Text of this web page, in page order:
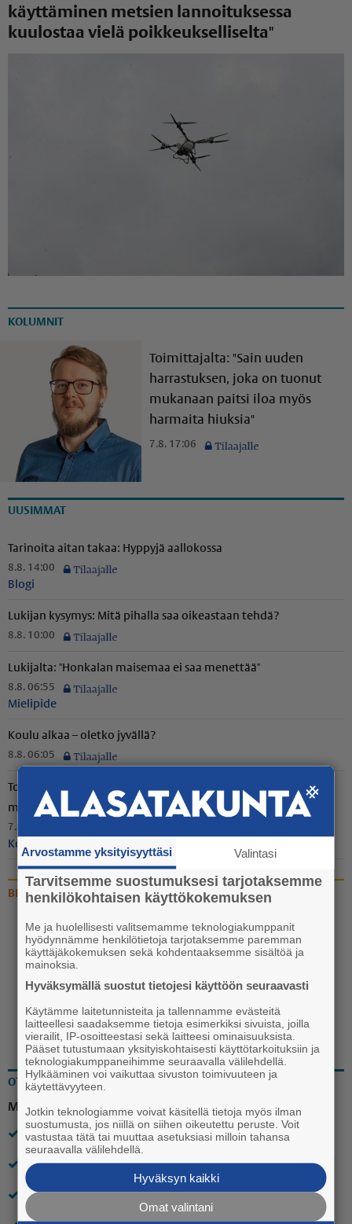
käyttäminen metsien lannoituksessa
kuulostaa vielä poikkeuk­sel­li­selta"
KOLUMNIT
Toimittajalta: "Sain uuden
harrastuksen, joka on tuonut
mukanaan paitsi iloa myös
harmaita hiuksia"
7.8. 17:06
UUSIMMAT
Tarinoita aitan takaa: Hyppyjä aallokossa
8.8. 14:00
Blogi
Lukijan kysymys: Mitä pihalla saa oikeastaan tehdä?
8.8. 10:00
Lukijalta: "Honkalan maisemaa ei saa menettää"
8.8. 06:55
Mielipide
Koulu alkaa – oletko jyvällä?
8.8. 06:05
Toimittajalta: "Sain uuden harrastuksen, joka on tuonut
mukanaan paitsi iloa myös harmaita hiuksia"
7.8. 17:06
Kolumnit
BLOGIT
Tarinoita Aitan takaa:
Raumallakin on taloja
OTA KANTAA
Mikä on paras keinosi säästää arjessa?
Ostan vain tarpeeseen.
Ostan käytettyjä tavaroita ja vaatteita.
Seuraan tarjouksia.
Arvostamme yksityisyyttäsi Valintasi
Tarvitsemme suostumuksesi tarjotaksemme
henkilökohtaisen käyttökokemuksen
Me ja huolellisesti valitsemamme teknologiakumppanit
hyödynnämme henkilötietoja tarjotaksemme paremman
käyttäjäkokemuksen sekä kohdentaaksemme sisältöä ja
mainoksia.
Hyväksymällä suostut tietojesi käyttöön seuraavasti
Käytämme laitetunnisteita ja tallennamme evästeitä
laitteellesi saadaksemme tietoja esimerkiksi sivuista, joilla
vierailit, IP-osoitteestasi sekä laitteesi ominaisuuksista.
Pääset tutustumaan yksityiskohtaisesti käyttötarkoituksiin ja
teknologiakumppaneihimme seuraavalla välilehdellä.
Hylkääminen voi vaikuttaa sivuston toimivuuteen ja
käytettävyyteen.
Jotkin teknologiamme voivat käsitellä tietoja myös ilman
suostumusta, jos niillä on siihen oikeutettu peruste. Voit
vastustaa tätä tai muuttaa asetuksiasi milloin tahansa
seuraavalla välilehdellä.
Hyväksyn kaikki
Omat valintani